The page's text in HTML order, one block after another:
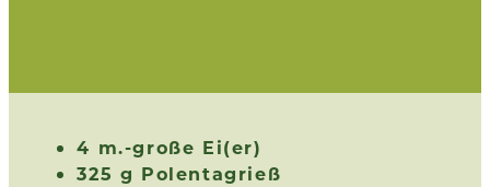
4 m.-große Ei(er)
325 g Polentagrieß